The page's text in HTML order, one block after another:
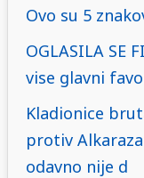
Ovo su 5
OGLASILA SE
vise glavni
Kladionice
protiv
odavno nije d